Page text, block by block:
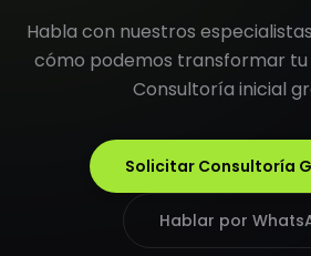
Habla con nuestros
cómo podemos transformar tu
Consultoría inicial
Solicitar Consultoría
Hablar por